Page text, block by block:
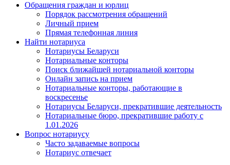
Обращения граждан и юрлиц
Порядок рассмотрения обращений
Личный прием
Прямая телефонная линия
Найти нотариуса
Нотариусы Беларуси
Нотариальные конторы
Поиск ближайшей нотариальной конторы
Онлайн запись на прием
Нотариальные конторы, работающие в
воскресенье
Нотариусы Беларуси, прекратившие деятельность
Нотариальные бюро, прекратившие работу с
1.01.2026
Вопрос нотариусу
Часто задаваемые вопросы
Нотариус отвечает